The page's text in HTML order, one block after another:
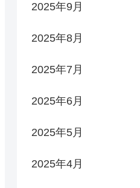
2025年9月
2025年8月
2025年7月
2025年6月
2025年5月
2025年4月